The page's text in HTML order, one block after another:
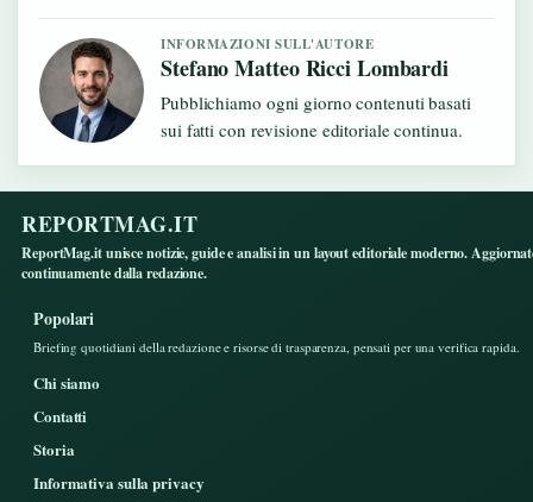
INFORMAZIONI SULL'AUTORE
Stefano Matteo Ricci Lombardi
Pubblichiamo ogni giorno contenuti basati
sui fatti con revisione editoriale continua.
REPORTMAG.IT
ReportMag.it unisce notizie, guide e analisi in un layout editoriale moderno.
continuamente dalla redazione.
Popolari
Briefing quotidiani della redazione e risorse di trasparenza, pensati per una verifica rapida.
Chi siamo
Contatti
Storia
Informativa sulla privacy